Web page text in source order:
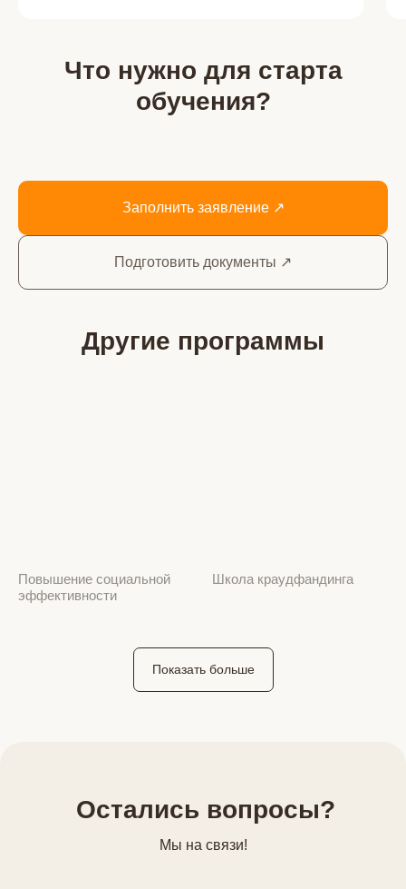
Что нужно для старта
обучения?
Заполнить заявление ↗
Подготовить документы ↗
Другие программы
Повышение социальной
эффективности
Школа краудфандинга
Показать больше
Остались вопросы?
Мы на связи!